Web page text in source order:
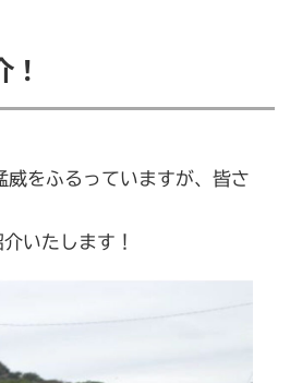
威をふるっていますが、皆さ
いたします！